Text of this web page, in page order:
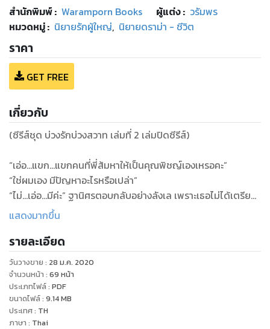
สำนักพิมพ์: Waramporn Books ผู้แต่ง : วรัมพร
หมวดหมู่: นิยายรักผู้ใหญ่, นิยายดราม่า - ชีวิต
ราคา
GET FREE
เกี่ยวกับ
(ซีรีส์ชุด บ่วงรักบ่วงสวาท เล่มที่ 2 เล่มปิดซีรีส์)
“เอ่อ...แขก...แขกคนที่พี่ส้มหาให้เป็นคุณพิชญ์เองเหรอคะ”
“ใช่ผมเอง มีปัญหาอะไรหรือเปล่า”
“ไม่...เอ่อ...มีค่ะ” ฐานิศรตอบกลับอย่างลังเล เพราะเธอไม่ได้เตรียม
ตัวเตรียมใจมาเจอเขา มันเลยเกิดอาการตกใจระคนดีใจ
ก็จับมือเล็กเดินไปที่โซฟา
“คุยเหรอคะ”
“ทำไม อยากให้ผมทำอย่างอื่นหรือไง” พิชญ์หันมาถามคนที่ตนจูง
มือยิ้มๆ แต่ถึงอยากจะทำมากแค่ไหน เขาก็ไม่ทำเด็ดขาด นอกเสีย
จากเขาจะจัดการเรื่องหย่ากับภรรยาให้เรียบร้อยเสียก่อน
“ศร...ศรไม่ได้คิดแบบนั้นค่ะ”
แสดงมากขึ้น
รายละเอียด
วันวางขาย : 28 ม.ค. 2020
จำนวนหน้า : 69 หน้า
ประเภทไฟล์: PDF
ขนาดไฟล์: 9.14MB
ประเทศ: TH
ภาษา : Thai